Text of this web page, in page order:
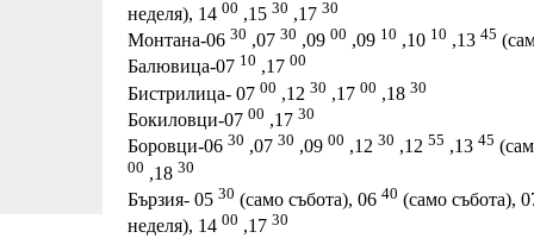
неделя), 14 00 ,15 30 ,17 30
Монтана-06 30 ,07 30 ,09 00 ,09 10 ,10 10 ,13 45
Балювица-07 10 ,17 00
Бистрилица- 07 00 ,12 30 ,17 00 ,18 30
Бокиловци-07 00 ,17 30
Боровци-06 30 ,07 30 ,09 00 ,12 30 ,12 55 ,13 45
00 ,18 30
Бързия- 05 30 (само събота), 06 40 (само събота),
неделя), 14 00 ,17 30